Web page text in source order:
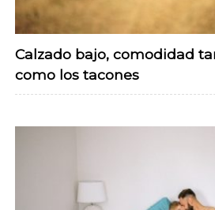
Calzado bajo, comodidad
como los tacones